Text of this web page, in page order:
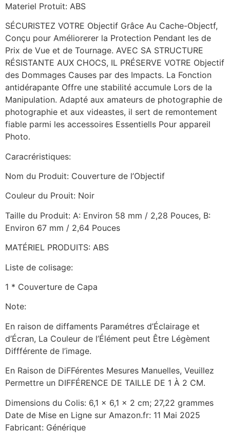
Materiel Protuit: ABS
SÉCURISTEZ VOTRE Objectif Grâce Au Cache-Objectf,
Conçu pour Améliorerer la Protection Pendant les de
Prix de Vue et de Tournage. AVEC SA STRUCTURE
RÉSISTANTE AUX CHOCS, IL PRÉSERVE VOTRE Objectif
des Dommages Causes par des Impacts. La Fonction
antidérapante Offre une stabilité accumule Lors de la
Manipulation. Adapté aux amateurs de photographie de
photographie et aux videastes, il sert de remontement
fiable parmi les accessoires Essentiells Pour appareil
Photo.
Caracréristiques:
Nom du Produit: Couverture de l’Objectif
Couleur du Prouit: Noir
Taille du Produit: A: Environ 58 mm / 2,28 Pouces, B:
Environ 67 mm / 2,64 Pouces
MATÉRIEL PRODUITS: ABS
Liste de colisage:
1 * Couverture de Capa
Note:
En raison de diffaments Paramétres d’Éclairage et
d’Écran, La Couleur de l’Élément peut Être Légèment
Diffférente de l’image.
En Raison de DiFFérentes Mesures Manuelles, Veuillez
Permettre un DIFFÉRENCE DE TAILLE DE 1 À 2 CM.
Dimensions du Colis: 6,1 x 6,1 x 2 cm; 27,22 grammes
Date de Mise en Ligne sur Amazon.fr: 11 Mai 2025
Fabricant: Générique